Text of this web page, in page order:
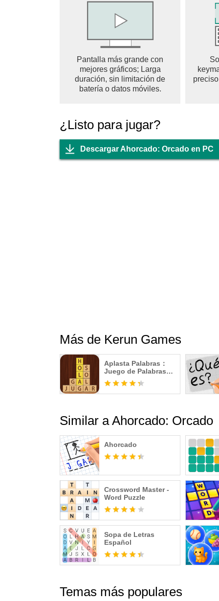
Pantalla más grande con
mejores gráficos; Larga
duración, sin limitación de
batería o datos móviles.
¿Listo para jugar?
Descargar Ahorcado: Orcado en PC
Más de Kerun Games
Aplasta Palabras：
Juego de Palabras
Gratis sin wifi
Similar a Ahorcado: Orcado
Ahorcado
Crossword Master -
Word Puzzle
Sopa de Letras
Español
Temas más populares